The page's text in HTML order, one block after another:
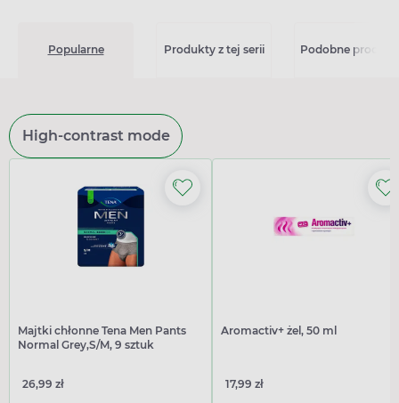
Popularne Produkty z tej serii Podobne
High-contrast mode
Majtki chłonne Tena Men Pants
Normal Grey,S/M, 9 sztuk
26,99 zł
Aromactiv+ żel, 50 ml
17,99 zł